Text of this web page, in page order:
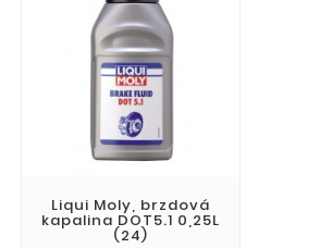
Liqui Moly, brzdová
kapalina DOT5.1 0,25L
(24)